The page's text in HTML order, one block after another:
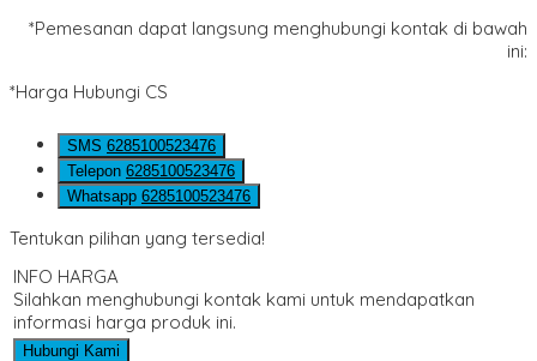
*Pemesanan dapat langsung menghubungi kontak di bawah
ini:
*Harga Hubungi CS
SMS 6285100523476
Telepon 6285100523476
Whatsapp 6285100523476
Tentukan pilihan yang tersedia!
INFO HARGA
Silahkan menghubungi kontak kami untuk mendapatkan
informasi harga produk ini.
Hubungi Kami